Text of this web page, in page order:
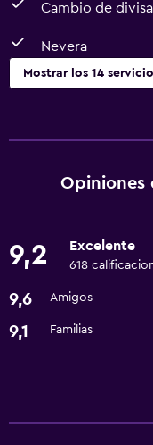
Cambio de
Nevera
Mostrar los 14
Servicio de
Lavandería
Servicios de
Opiniones
9,2 Excelente
618
9,6 Amigos
9,1 Familias